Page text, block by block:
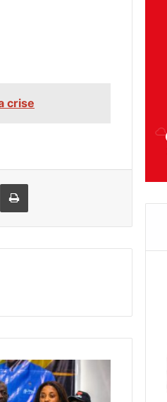
crise
par email Imprimer